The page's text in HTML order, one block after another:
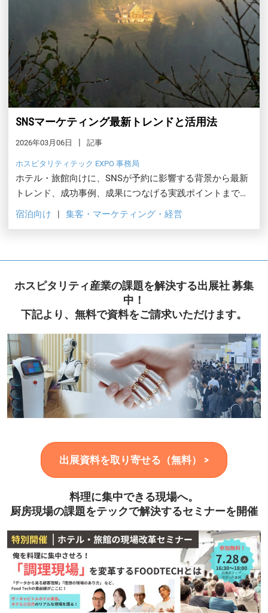
SNSマーケティング最新トレンドと活用法
2026年03月06日 記事
ホスピタリティテック EXPO 事務局
ホテル・旅館向けに、SNSが予約に影響する背景から最新
トレンド、成功事例、成果につなげる実践ポイントまでを
わかりやすく解説します。
宿泊向け 集客・マーケティング・経営
ホスピタリティ産業の課題を解決する出展社 募集
中！
下記より、無料で資料をご請求いただけます。
出展資料を取り寄せる（無料） >
料理に集中できる現場へ。
厨房現場の課題をテックで解決するセミナーを開催